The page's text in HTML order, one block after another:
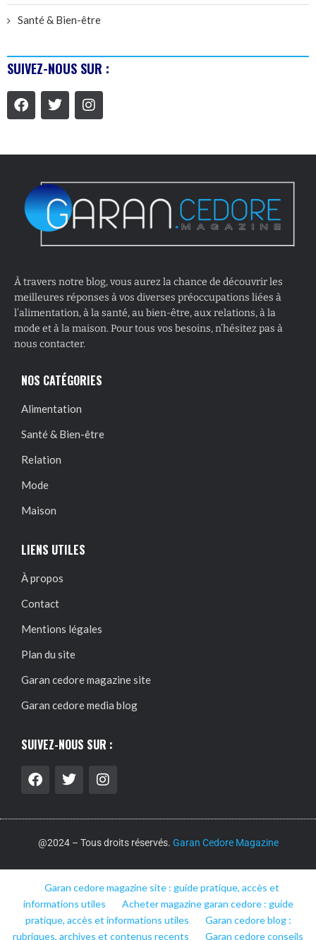
Santé & Bien-être
SUIVEZ-NOUS SUR :
À travers notre blog, vous aurez la chance de découvrir les
meilleures réponses à vos diverses préoccupations liées à
l’alimentation, à la santé, au bien-être, aux relations, à la
mode et à la maison. Pour tous vos besoins, n’hésitez pas à
nous contacter.
NOS CATÉGORIES
Alimentation
Santé & Bien-être
Relation
Mode
Maison
LIENS UTILES
À propos
Contact
Mentions légales
Plan du site
Garan cedore magazine site
Garan cedore media blog
SUIVEZ-NOUS SUR :
@2024 – Tous droits réservés. Garan Cedore Magazine
Garan cedore magazine site : guide pratique, accès et
informations utiles
Acheter magazine garan cedore : guide
pratique, accès et informations utiles
Garan cedore blog :
rubriques, archives et contenus recents
Garan cedore conseils